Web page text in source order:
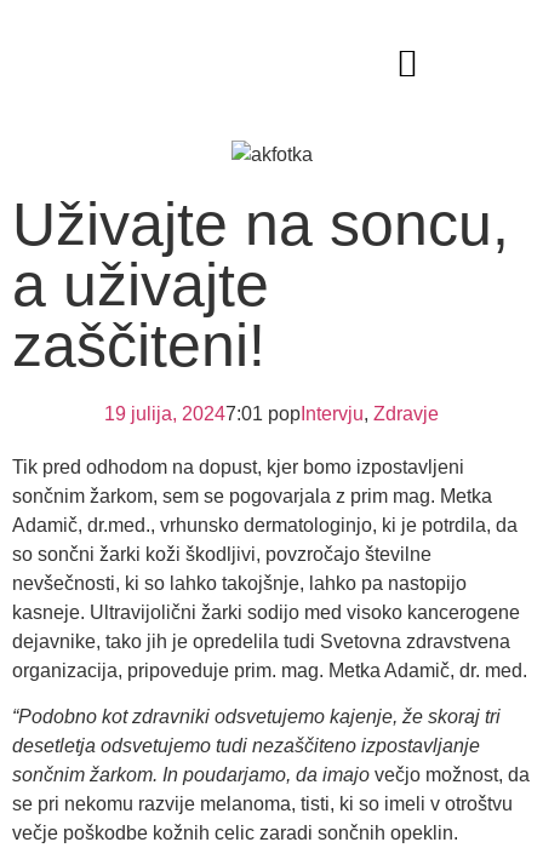
Uživajte na soncu,
a uživajte
zaščiteni!
19 julija, 20247:01 pop Intervju, Zdravje
Tik pred odhodom na dopust, kjer bomo izpostavljeni
sončnim žarkom, sem se pogovarjala z prim mag. Metka
Adamič, dr.med., vrhunsko dermatologinjo, ki je potrdila, da
so sončni žarki koži škodljivi, povzročajo številne
nevšečnosti, ki so lahko takojšnje, lahko pa nastopijo
kasneje. Ultravijolični žarki sodijo med visoko kancerogene
dejavnike, tako jih je opredelila tudi Svetovna zdravstvena
organizacija, pripoveduje prim. mag. Metka Adamič, dr. med.
“Podobno kot zdravniki odsvetujemo kajenje, že skoraj tri
desetletja odsvetujemo tudi nezaščiteno izpostavljanje
sončnim žarkom. In poudarjamo, da imajo večjo možnost, da
se pri nekomu razvije melanoma, tisti, ki so imeli v otroštvu
večje poškodbe kožnih celic zaradi sončnih opeklin.